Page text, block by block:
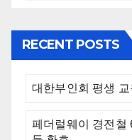
RECENT POSTS
대한부인회 평생
페더럴웨이 경전철